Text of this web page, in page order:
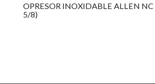
OPRESOR INOXIDABLE ALLEN
5/8)